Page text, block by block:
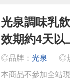
光泉調味乳
效期約4天以
◎品牌： 光泉
◎
本商品不參加全站